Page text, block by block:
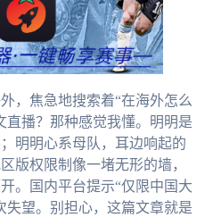
，焦急地搜索着“在海外怎么
直播？那种感觉我懂。明明是
明明心系母队，耳边响起的
版权限制像一堵无形的墙，
。国内平台提示“仅限中国大
失望。别担心，这篇文章就是